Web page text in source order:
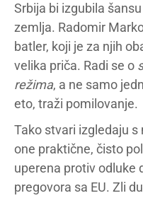
Srbija bi izgubila
zemlja. Radomir
batler, koji je za njih
velika priča. Radi se o
režima, a ne samo
eto, traži pomilovanje.
Tako stvari izgledaju
one praktične, čisto
uperena protiv odluke
pregovora sa EU. Zli